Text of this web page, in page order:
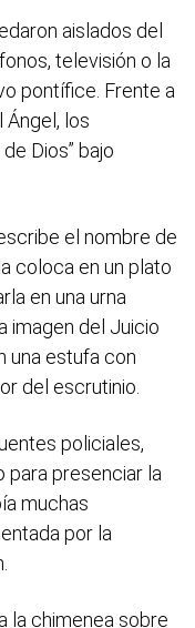
aislados del
televisión o la
pontífice. Frente a
los
Dios” bajo
el nombre de
coloca en un plato
en una urna
imagen del Juicio
una estufa con
del escrutinio.
policiales,
para presenciar la
muchas
por la
la chimenea sobre